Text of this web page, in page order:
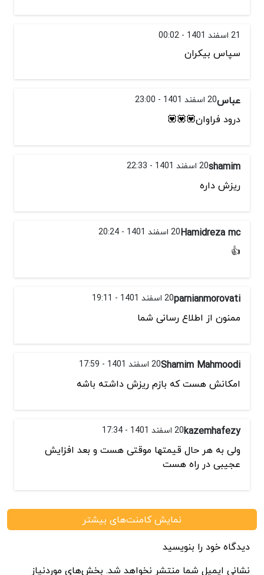
21 اسفند 1401 - 00:02
سپاس بیکران
عباس20 اسفند 1401 - 23:00
درود فراوان💟💟💟
shamim20 اسفند 1401 - 22:33
ریزش داره
Hamidreza mc20 اسفند 1401 - 20:24
👍
parnianmorovati20 اسفند 1401 - 19:11
ممنون از اطلاع رسانی شما
Shamim Mahmoodi20 اسفند 1401 - 17:59
امکانش هست که بازم ریزش داشته باشه
kazemhafezy20 اسفند 1401 - 17:34
ولی به هر حال قیمتها موقتی هست و بعد افزایش
عجیبی در راه هست
نمایش کامنت‌های بیشتر
دیدگاه خود را بنویسید
نشانی ایمیل شما منتشر نخواهد شد. بخش‌های موردنیاز